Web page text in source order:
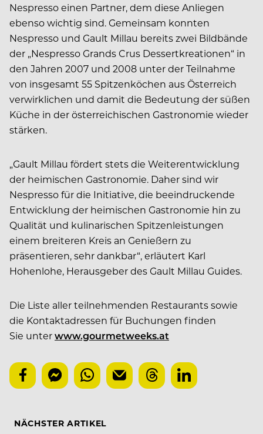
Nespresso einen Partner, dem diese Anliegen
ebenso wichtig sind. Gemeinsam konnten
Nespresso und Gault Millau bereits zwei Bildbände
der „Nespresso Grands Crus Dessertkreationen“ in
den Jahren 2007 und 2008 unter der Teilnahme
von insgesamt 55 Spitzenköchen aus Österreich
verwirklichen und damit die Bedeutung der süßen
Küche in der österreichischen Gastronomie wieder
stärken.
„Gault Millau fördert stets die Weiterentwicklung
der heimischen Gastronomie. Daher sind wir
Nespresso für die Initiative, die beeindruckende
Entwicklung der heimischen Gastronomie hin zu
Qualität und kulinarischen Spitzenleistungen
einem breiteren Kreis an Genießern zu
präsentieren, sehr dankbar“, erläutert Karl
Hohenlohe, Herausgeber des Gault Millau Guides.
Die Liste aller teilnehmenden Restaurants sowie
die Kontaktadressen für Buchungen finden
Sie unterwww.gourmetweeks.at
NÄCHSTER ARTIKEL